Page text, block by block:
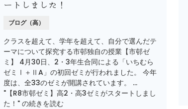
ートしました！
ブログ（高）
クラスを超えて、学年を超えて、自分で選んだテ
ーマについて探究する市邨独自の授業【市邨ゼ
ミ】 4月30日、2・3年生合同による「いちむら
ゼミⅠ＋ⅡA」の初回ゼミが行われました。 今年
度は、全33のゼミが開講されています。 …
"【R8市邨ゼミ】高2・高3ゼミがスタートしまし
た！" の続きを読む